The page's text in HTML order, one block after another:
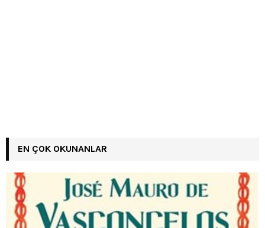
EN ÇOK OKUNANLAR